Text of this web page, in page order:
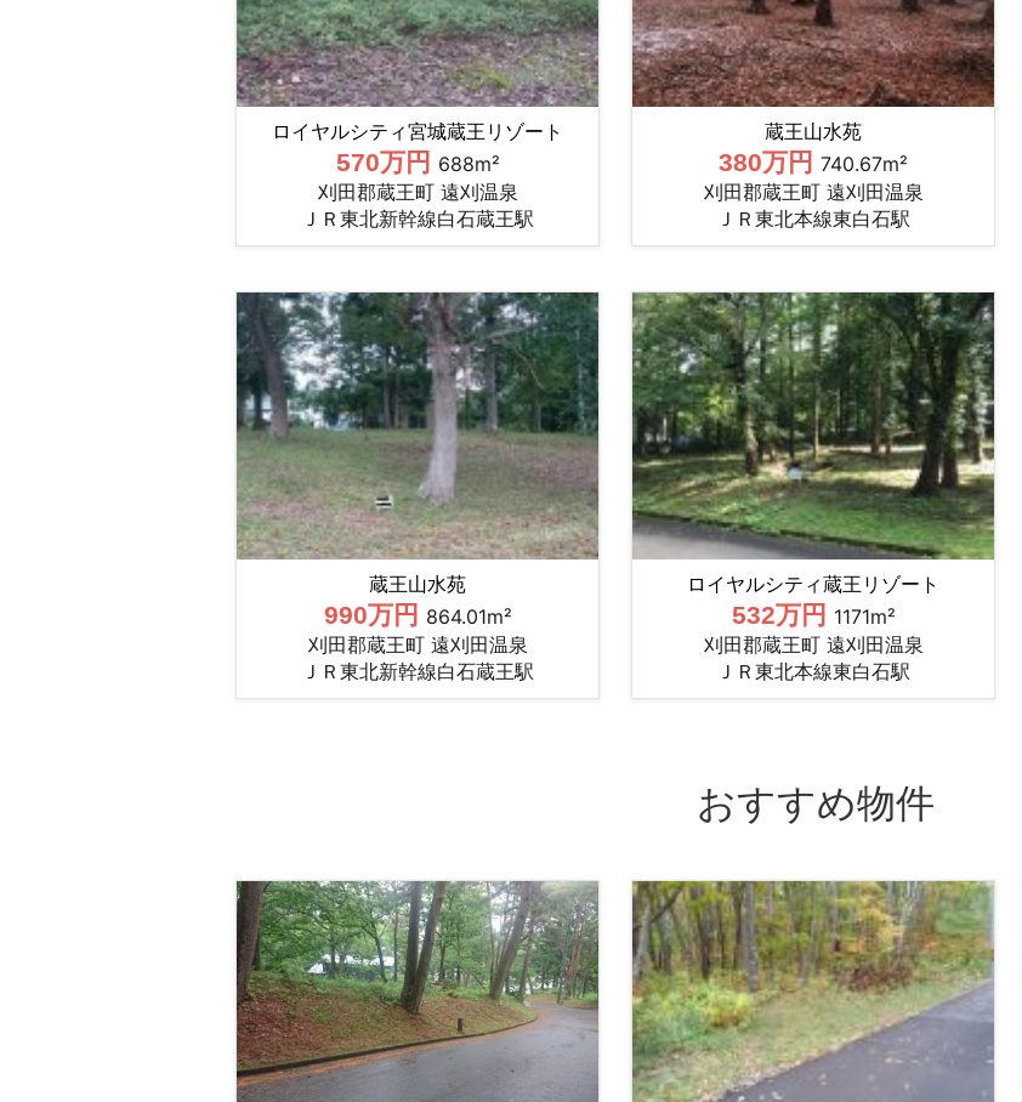
ロイヤルシティ宮城蔵王リゾート
570万円 688m²
刈田郡蔵王町 遠刈温泉
ＪＲ東北新幹線白石蔵王駅
蔵王山水苑
380万円 740.67m²
刈田郡蔵王町 遠刈田温泉
ＪＲ東北本線東白石駅
蔵王山水苑
990万円 864.01m²
刈田郡蔵王町 遠刈田温泉
ＪＲ東北新幹線白石蔵王駅
ロイヤルシティ蔵王リゾート
532万円 1171m²
刈田郡蔵王町 遠刈田温泉
ＪＲ東北本線東白石駅
おすすめ物件